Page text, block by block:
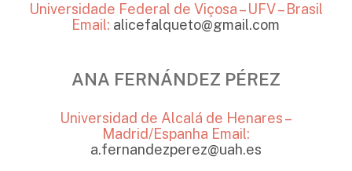
Universidade Federal de Viçosa – UFV – Brasil
Email: alicefalqueto@gmail.com
ANA FERNÁNDEZ PÉREZ
Universidad de Alcalá de Henares –
Madrid/Espanha Email:
a.fernandezperez@uah.es